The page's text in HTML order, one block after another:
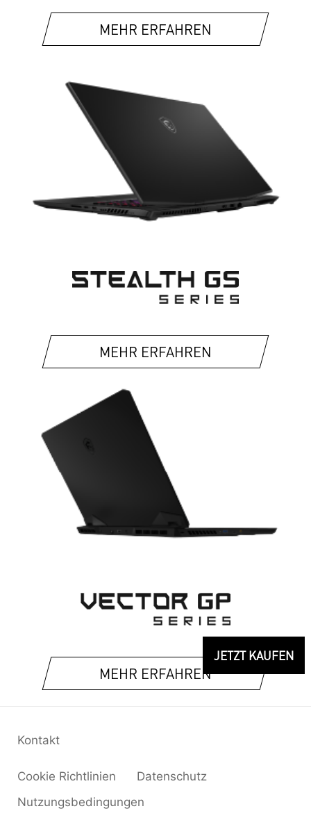
JETZT KAUFEN
MEHR ERFAHREN
MEHR ERFAHREN
MEHR ERFAHREN
Cookie Richtlinien
Datenschutz
Nutzungsbedingungen
Kontakt